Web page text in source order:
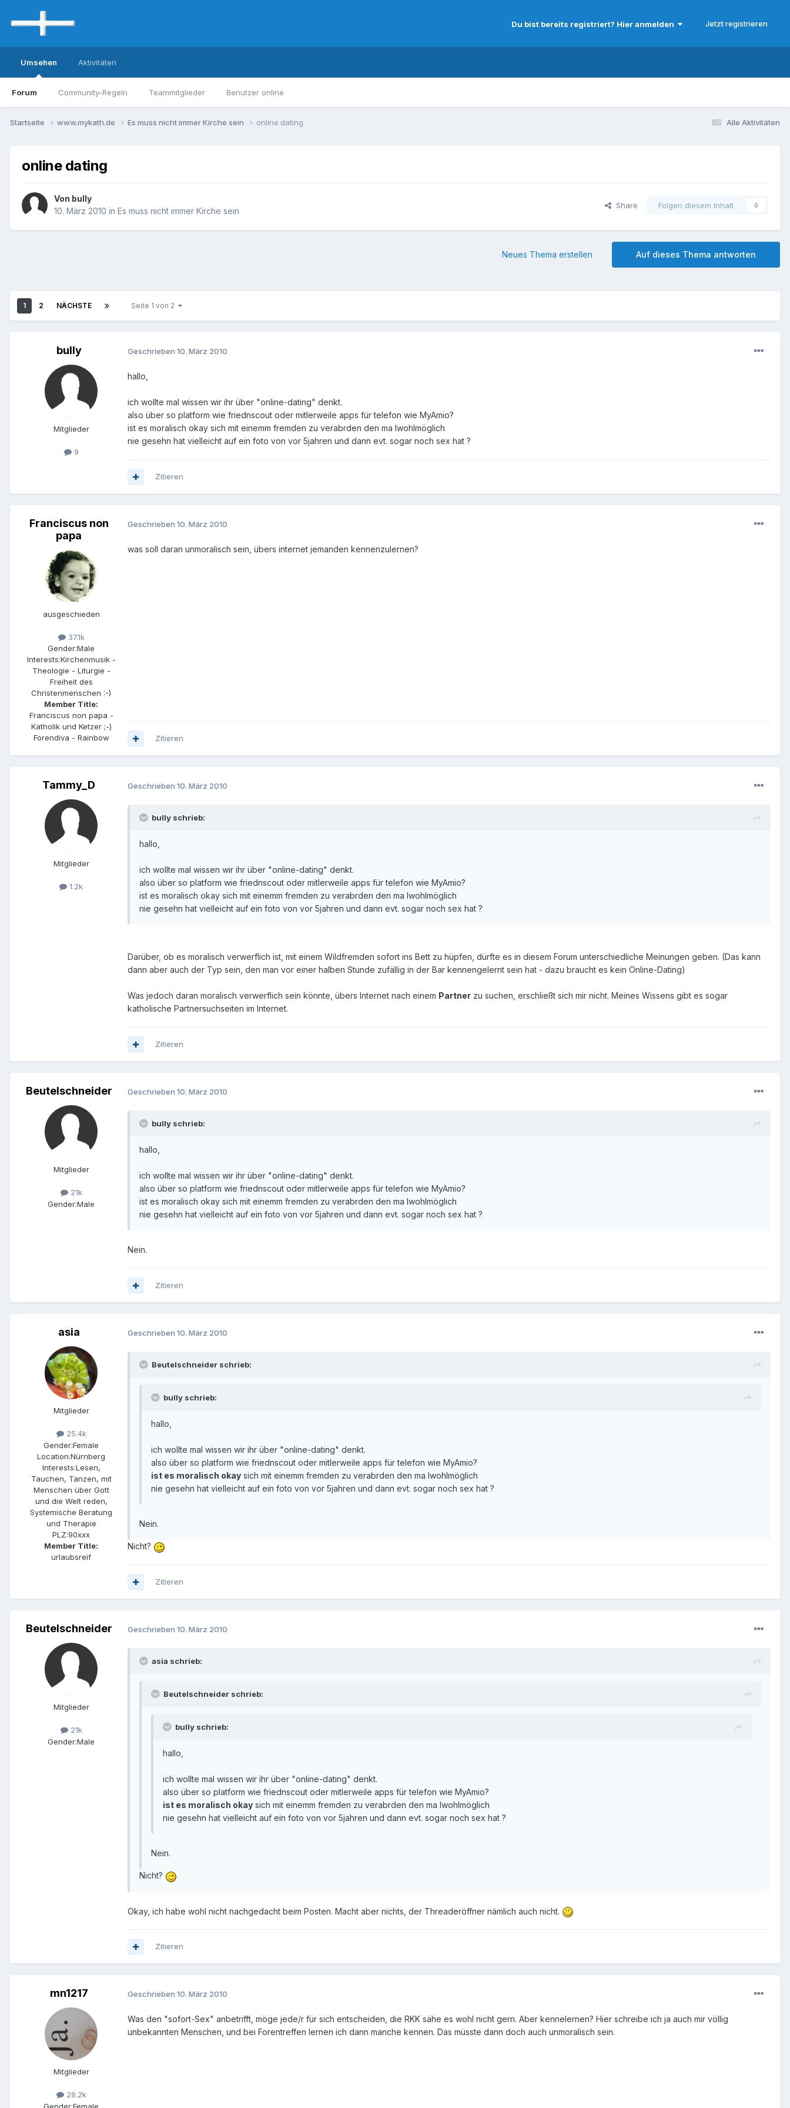
Du bist bereits registriert? Hier anmelden Jetzt registrieren
Umsehen
Forum Community-Regeln Teammitglieder Benutzer online
Aktivitäten
Alle Aktivitäten
Startseite www.mykath.de Es muss nicht immer Kirche sein online dating
online dating
Von bully
10. März 2010 in Es muss nicht immer Kirche sein
Share Folgen diesem Inhalt 0
Auf dieses Thema antworten
Neues Thema erstellen
1 2 NÄCHSTE Seite 1 von 2
bully
Mitglieder
9
Geschrieben 10. März 2010
hallo,
ich wollte mal wissen wir ihr über "online-dating" denkt.
also über so platform wie friednscout oder mitlerweile apps für telefon wie MyAmio?
ist es moralisch okay sich mit einemm fremden zu verabrden den ma lwohlmöglich
nie gesehn hat vielleicht auf ein foto von vor 5jahren und dann evt. sogar noch sex hat ?
Zitieren
Franciscus non
papa
ausgeschieden
37.1k
Gender:Male
Interests:Kirchenmusik -
Theologie - Liturgie -
Freiheit des
Christenmenschen :-)
Member Title:
Franciscus non papa -
Katholik und Ketzer ;-)
Forendiva - Rainbow
Geschrieben 10. März 2010
was soll daran unmoralisch sein, übers internet jemanden kennenzulernen?
Zitieren
Tammy_D
Mitglieder
1.2k
Geschrieben 10. März 2010
bully schrieb:
hallo,
ich wollte mal wissen wir ihr über "online-dating" denkt.
also über so platform wie friednscout oder mitlerweile apps für telefon wie MyAmio?
ist es moralisch okay sich mit einemm fremden zu verabrden den ma lwohlmöglich
nie gesehn hat vielleicht auf ein foto von vor 5jahren und dann evt. sogar noch sex hat ?
Darüber, ob es moralisch verwerflich ist, mit einem Wildfremden sofort ins Bett zu hüpfen, dürfte es in diesem Forum unterschiedliche Meinungen geben. (Das kann
dann aber auch der Typ sein, den man vor einer halben Stunde zufällig in der Bar kennengelernt sein hat - dazu braucht es kein Online-Dating)
Was jedoch daran moralisch verwerflich sein könnte, übers Internet nach einem Partner zu suchen, erschließt sich mir nicht. Meines Wissens gibt es sogar
katholische Partnersuchseiten im Internet.
Zitieren
Beutelschneider
Mitglieder
21k
Gender:Male
Geschrieben 10. März 2010
bully schrieb:
hallo,
ich wollte mal wissen wir ihr über "online-dating" denkt.
also über so platform wie friednscout oder mitlerweile apps für telefon wie MyAmio?
ist es moralisch okay sich mit einemm fremden zu verabrden den ma lwohlmöglich
nie gesehn hat vielleicht auf ein foto von vor 5jahren und dann evt. sogar noch sex hat ?
Nein.
Zitieren
asia
Mitglieder
25.4k
Gender:Female
Location:Nürnberg
Interests:Lesen,
Tauchen, Tanzen, mit
Menschen über Gott
und die Welt reden,
Systemische Beratung
und Therapie
PLZ:90xxx
Member Title:
urlaubsreif
Geschrieben 10. März 2010
Beutelschneider schrieb:
bully schrieb:
hallo,
ich wollte mal wissen wir ihr über "online-dating" denkt.
also über so platform wie friednscout oder mitlerweile apps für telefon wie MyAmio?
ist es moralisch okay sich mit einemm fremden zu verabrden den ma lwohlmöglich
nie gesehn hat vielleicht auf ein foto von vor 5jahren und dann evt. sogar noch sex hat ?
Nein.
Nicht?
Zitieren
Beutelschneider
Mitglieder
21k
Gender:Male
Geschrieben 10. März 2010
asia schrieb:
Beutelschneider schrieb:
bully schrieb:
hallo,
ich wollte mal wissen wir ihr über "online-dating" denkt.
also über so platform wie friednscout oder mitlerweile apps für telefon wie MyAmio?
ist es moralisch okay sich mit einemm fremden zu verabrden den ma lwohlmöglich
nie gesehn hat vielleicht auf ein foto von vor 5jahren und dann evt. sogar noch sex hat ?
Nein.
Nicht?
Okay, ich habe wohl nicht nachgedacht beim Posten. Macht aber nichts, der Threaderöffner nämlich auch nicht.
Zitieren
mn1217
Mitglieder
28.2k
Gender:Female
Geschrieben 10. März 2010
Was den "sofort-Sex" anbetrifft, möge jede/r für sich entscheiden, die RKK sähe es wohl nicht gern. Aber kennelernen? Hier schreibe ich ja auch mir völlig
unbekannten Menschen, und bei Forentreffen lernen ich dann manche kennen. Das müsste dann doch auch unmoralisch sein.